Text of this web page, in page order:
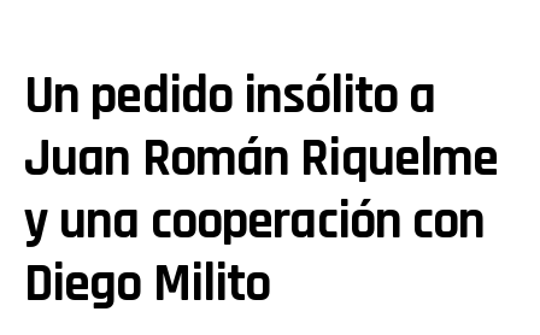
Un pedido insólito a
Juan Román Riquelme
y una cooperación con
Diego Milito